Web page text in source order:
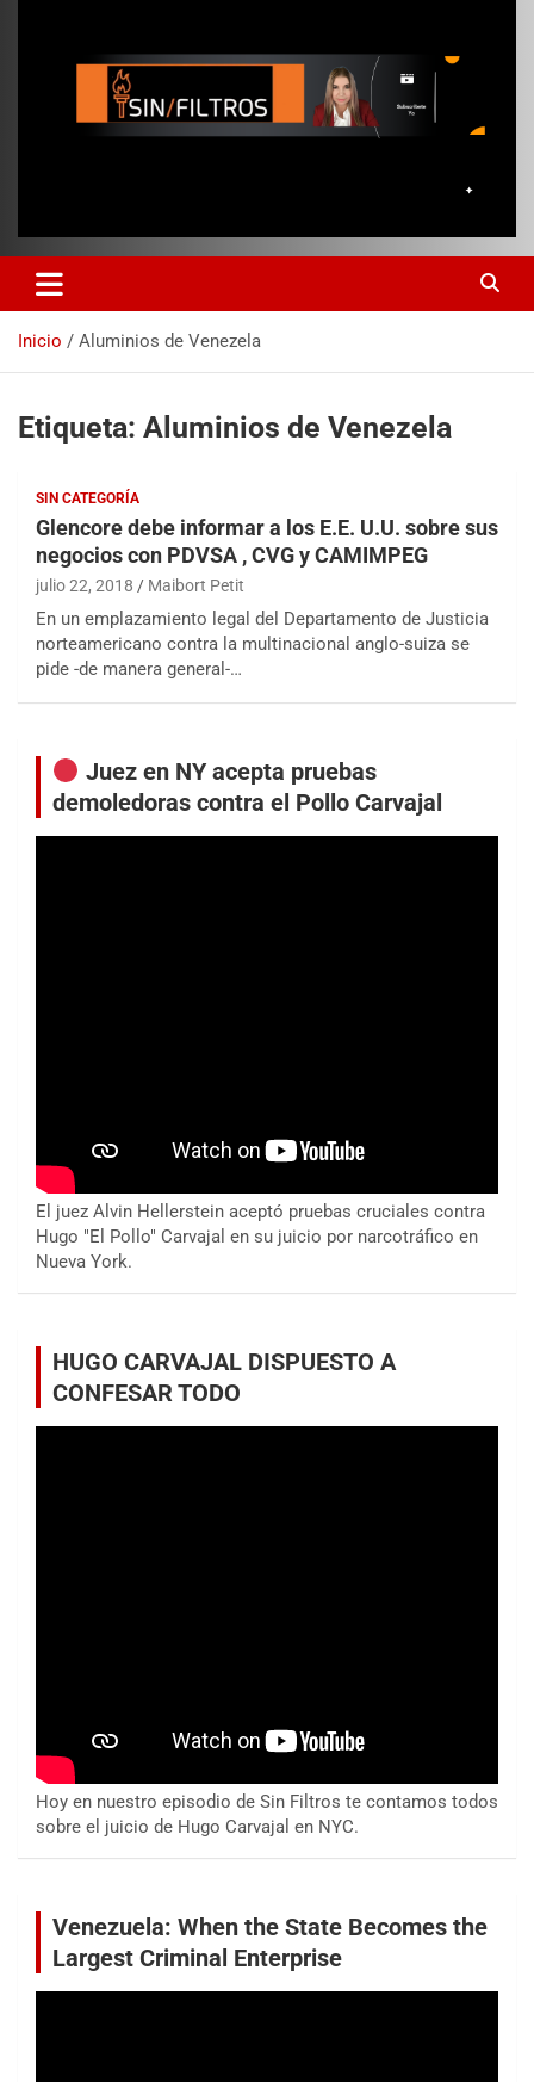
Inicio Aluminios de Venezela
Etiqueta: Aluminios de Venezela
SIN CATEGORÍA
Glencore debe informar a los E.E. U.U. sobre sus
negocios con PDVSA , CVG y CAMIMPEG
julio 22, 2018 Maibort Petit
En un emplazamiento legal del Departamento de Justicia
norteamericano contra la multinacional anglo-suiza se
pide -de manera general-…
Juez en NY acepta pruebas
demoledoras contra el Pollo Carvajal
El juez Alvin Hellerstein aceptó pruebas cruciales contra
Hugo "El Pollo" Carvajal en su juicio por narcotráfico en
Nueva York.
HUGO CARVAJAL DISPUESTO A
CONFESAR TODO
Hoy en nuestro episodio de Sin Filtros te contamos todos
sobre el juicio de Hugo Carvajal en NYC.
Venezuela: When the State Becomes the
Largest Criminal Enterprise